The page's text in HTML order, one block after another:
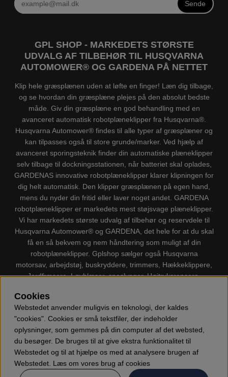
Sende
GPL SHOP - MARKEDETS STØRSTE
UDVALG AF TILBEHØR TIL HUSQVARNA
AUTOMOWER® OG GARDENA PÅ NETTET
Klip hele græsplænen uden at løfte en finger! Læn dig tilbage,
og se hvordan din græsplæne plejes på den absolut bedste
måde. Giv din græsplæne en god behandling med en
avanceret automatisk robotplæneklipper fra Husqvarna®.
Husqvarna Automower® findes til alle typer af græsplæner og
kan tilpasses også til store grunde/marker. Ved hjælp af
avanceret sporingsteknik finder din automatiske plæneklipper
selv tilbage til dockningsstationen, når batteriet skal oplades,
GARDENAS innovative robotplæneklipper klarer klipningen for
dig helt automatisk. Den klipper græsplænen på egen hand,
mens du nyder din fritid eller laver noget andet. GARDENA
robotplæneklipper er markedets mest støjsvage plæneklipper.
Vi har markedets største udvalg af tilbehør og reservdele til
Husqvarna Automower® og GARDENA, det hele for at du skal
få en så bekvem og nem håndtering som muligt af din
robotplæneklipper. Gplshop sælger også Husqvarna
motorsav, arbejdstøj, buskryddere, trimmers, Hækkeklippere,
Jordfræsere, Løvblæser, sneslynger, Højtryksrensere,
Cookies
Webstedet anvender muligvis en teknologi, der kaldes
"cookies". Cookies er små tekstfiler, der indeholder
oplysninger, som gemmes på din computer af det websted,
du besøger. De bruges til at give ekstra funktionalitet til
Webstedet og til at hjælpe os med at analysere brugen af
Webstedet. Læs om vores brug af cookies